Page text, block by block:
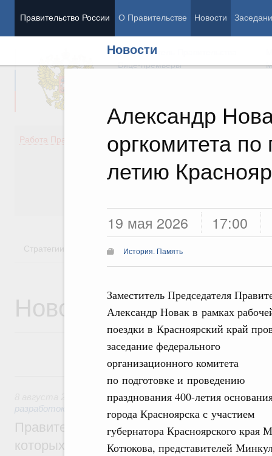
Правительство России О Правительстве Новости
Новости
Александр
оргкомитета по
летию
19 мая 2026 17:00
История. Память
Заместитель Председателя
Александр Новак в рамках
поездки в Красноярский край
заседание федерального
организационного комитета
по подготовке и проведению
празднования 400-летия
города Красноярска с участием
губернатора Красноярского края
Котюкова, представителей
Председатель Правительства
Вице-премьеры
Работа Правительства
Демография
Здоровье
Образование
Культура
Стратегии Государственные программы
Новости
8 августа, суббота
Государственная политика в сфере
разработок
Правительство расширило перечень
которых освобождаются от НДФЛ